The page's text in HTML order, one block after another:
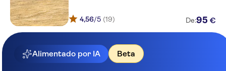
4,56/5 (19) De:95 €
Alimentado por IA Beta